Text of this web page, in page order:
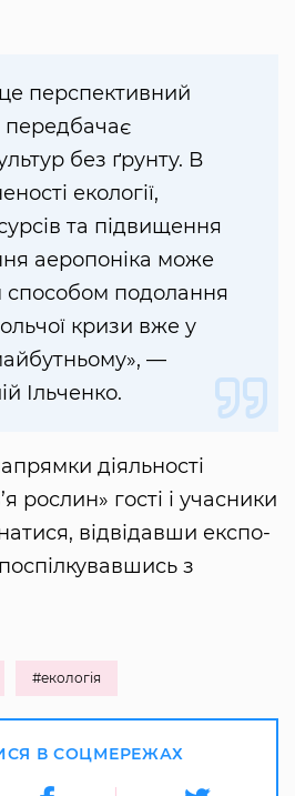
перспективний
без ґрунту. В
екології,
та підвищення
аеропоніка може
способом подолання
кризи вже у
—
Ільченко.
діяльності
рослин» гості і учасники
відвідавши експо-
з
#екологія
В СОЦМЕРЕЖАХ